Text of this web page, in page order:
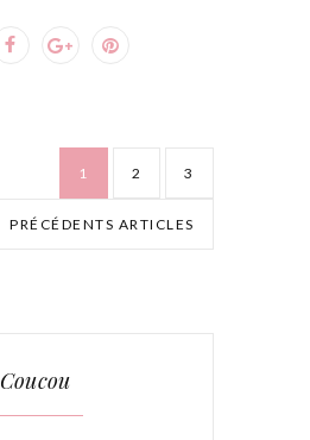
1 2 3
PRÉCÉDENTS ARTICLES
Coucou